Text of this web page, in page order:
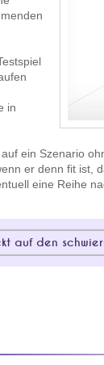
in
ein Szenario
er denn fit ist,
eine Reihe
auf den